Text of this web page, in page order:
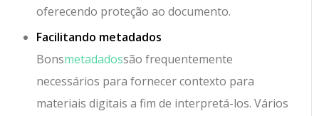
oferecendo proteção ao documento.
Facilitando metadados
Bonsmetadadossão frequentemente
necessários para fornecer contexto para
materiais digitais a fim de interpretá-los. Vários